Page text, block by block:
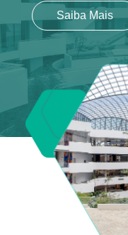
Saiba Mais